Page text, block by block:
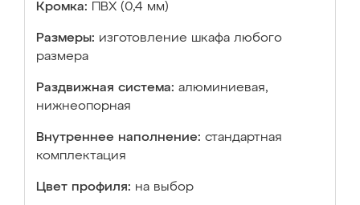
Кромка: ПВХ (0,4 мм)
Размеры: изготовление шкафа любого
размера
Раздвижная система: алюминиевая,
нижнеопорная
Внутреннее наполнение: стандартная
комплектация
Цвет профиля: на выбор